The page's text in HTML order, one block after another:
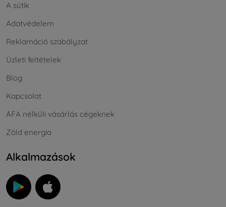
A sütik
Adatvédelem
Reklamáció szabályzat
Üzleti feltételek
Blog
Kapcsolat
ÁFA nélküli vásárlás cégeknek
Zöld energia
Alkalmazások